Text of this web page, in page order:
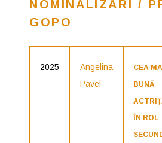
NOMINALIZĂRI /
GOPO
2025
Angelina
Pavel
CEA MAI
BUNĂ
ÎN ROL